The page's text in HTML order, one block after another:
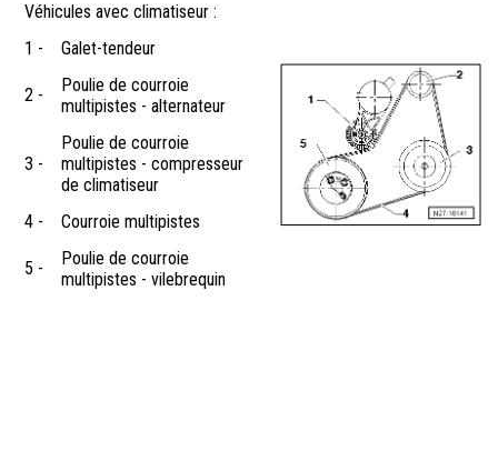
Véhicules avec climatiseur :
1 -
Galet-tendeur
2 -
Poulie de courroie
multipistes - alternateur
3 -
Poulie de courroie
multipistes - compresseur
de climatiseur
4 -
Courroie multipistes
5 -
Poulie de courroie
multipistes - vilebrequin